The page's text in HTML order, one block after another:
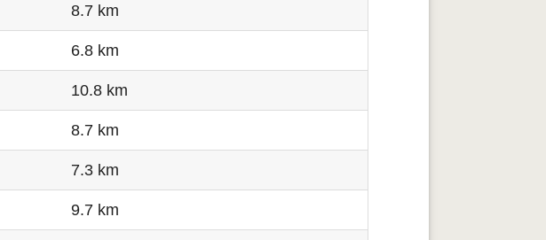
8.7 km
6.8 km
10.8 km
8.7 km
7.3 km
9.7 km